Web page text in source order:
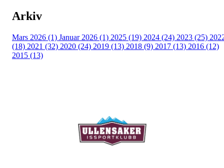
Arkiv
Mars 2026 (1) Januar 2026 (1) 2025 (19) 2024 (24) 2023 (25)
(18) 2021 (32) 2020 (24) 2019 (13) 2018 (9) 2017 (13) 2016 (12)
2015 (13)